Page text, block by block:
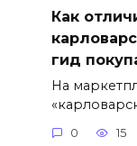
Как
гид
На
0 15